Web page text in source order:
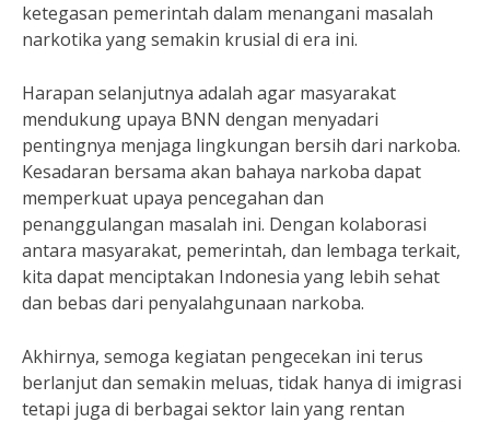
ketegasan pemerintah dalam menangani masalah
narkotika yang semakin krusial di era ini.
Harapan selanjutnya adalah agar masyarakat
mendukung upaya BNN dengan menyadari
pentingnya menjaga lingkungan bersih dari narkoba.
Kesadaran bersama akan bahaya narkoba dapat
memperkuat upaya pencegahan dan
penanggulangan masalah ini. Dengan kolaborasi
antara masyarakat, pemerintah, dan lembaga terkait,
kita dapat menciptakan Indonesia yang lebih sehat
dan bebas dari penyalahgunaan narkoba.
Akhirnya, semoga kegiatan pengecekan ini terus
berlanjut dan semakin meluas, tidak hanya di imigrasi
tetapi juga di berbagai sektor lain yang rentan